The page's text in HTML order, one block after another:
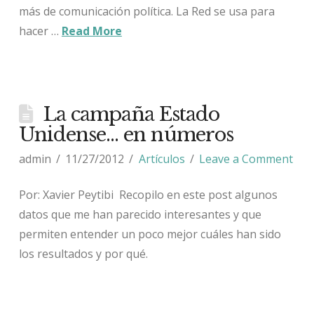
más de comunicación política. La Red se usa para
hacer … Read More
La campaña Estado
Unidense… en números
admin 11/27/2012 Artículos Leave a Comment
Por: Xavier Peytibi Recopilo en este post algunos
datos que me han parecido interesantes y que
permiten entender un poco mejor cuáles han sido
los resultados y por qué.